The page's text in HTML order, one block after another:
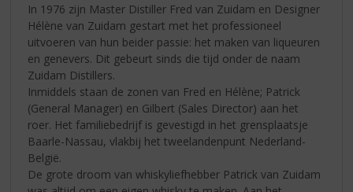
In 1976 zijn Master Distiller Fred van Zuidam en Designer
Hélène van Zuidam gestart met het professioneel
uitvoeren van hun beider passie: het maken van liqueuren
en genevers. Dit gebeurt sinds die tijd onder de naam
Zuidam Distillers.
Inmiddels staan de zonen van Fred en Hélène; Patrick
(General Manager) en Gilbert (Sales Director) aan het
roer. Het familiebedrijf is gevestigd in het grensplaatsje
Baarle-Nassau, vlakbij het tweelandenpunt Nederland-
België.
De grote droom van whiskyliefhebber Patrick van Zuidam